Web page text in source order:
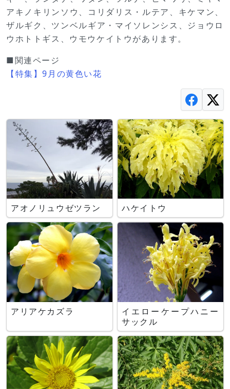
アキノキリンソウ、コリダリス・ルテア、キケマン、
ザルギク、ツンベルギア・マイソレンシス、ジョウロ
ウホトトギス、ウモウケイトウがあります。
■関連ページ
【特集】9月の黄色い花
アオノリュウゼツラン ハケイトウ
アリアケカズラ
イエローケープハニー
サックル